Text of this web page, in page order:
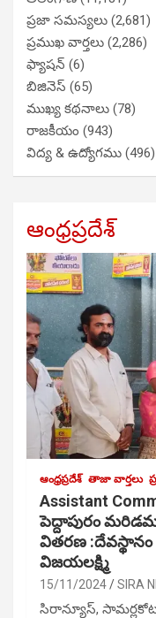
ప్రజా సమస్యలు (2,681)
ప్రముఖ వార్తలు (2,286)
ఫ్యాషన్ (6)
బిజినెస్ (65)
ముఖ్య కథనాలు (78)
రాజకీయం (943)
విద్య & ఉద్యోగము (496)
ఆంధ్రప్రదేశ్
ఆంధ్రప్రదేశ్ తాజా వార్తలు
Assistant
పెద్దాపురం
వితరణ :దేవస్థానం
విజయలక్ష్మి
15/11/2024 SIRA
సిరాన్యూస్,